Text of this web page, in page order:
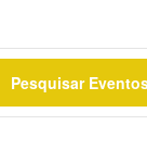
Pesquisar